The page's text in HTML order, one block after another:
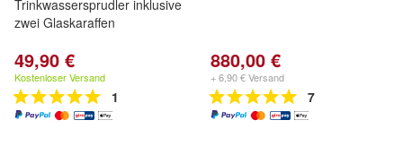
Trinkwassersprudler inklusive
zwei Glaskaraffen
49,90 €
Kostenloser Versand
1
880,00 €
+ 6,90 € Versand
7